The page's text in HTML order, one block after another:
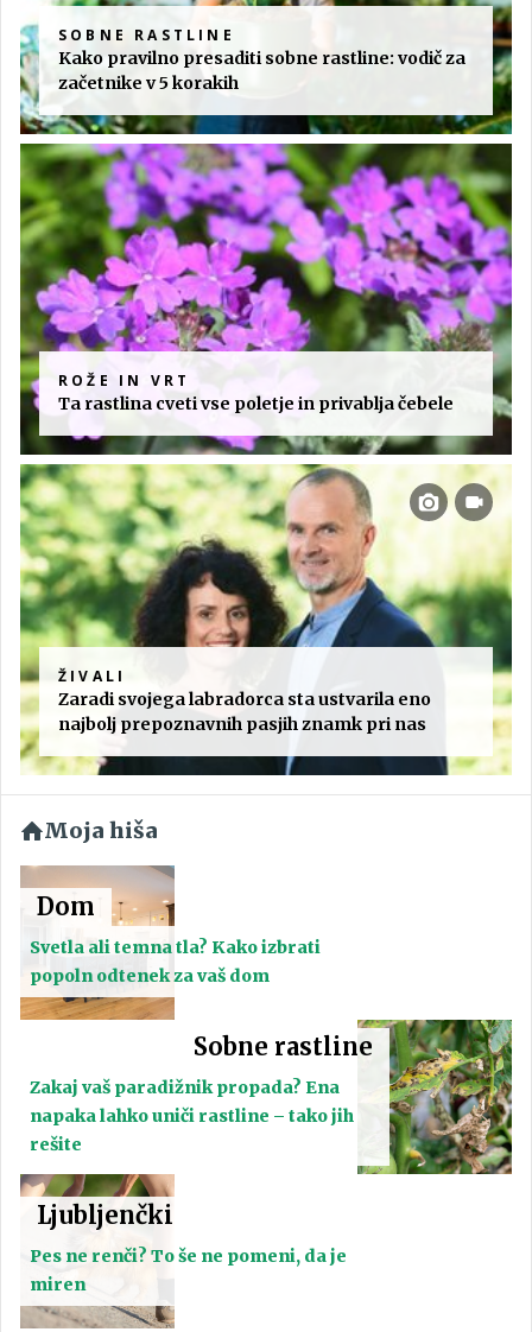
SOBNE RASTLINE
Kako pravilno presaditi sobne rastline: vodič za
začetnike v 5 korakih
ROŽE IN VRT
Ta rastlina cveti vse poletje in privablja čebele
ŽIVALI
Zaradi svojega labradorca sta ustvarila eno
najbolj prepoznavnih pasjih znamk pri nas
Moja hiša
Dom
Svetla ali temna tla? Kako izbrati
popoln odtenek za vaš dom
Sobne rastline
Zakaj vaš paradižnik propada? Ena
napaka lahko uniči rastline – tako jih
rešite
Ljubljenčki
Pes ne renči? To še ne pomeni, da je
miren